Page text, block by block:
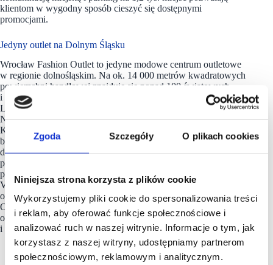
Zgoda Szczegóły O plikach cookies
Niniejsza strona korzysta z plików cookie
Wykorzystujemy pliki cookie do spersonalizowania treści
i reklam, aby oferować funkcje społecznościowe i
analizować ruch w naszej witrynie. Informacje o tym, jak
korzystasz z naszej witryny, udostępniamy partnerom
społecznościowym, reklamowym i analitycznym.
klientom w wygodny sposób cieszyć się dostępnymi
promocjami.
Jedyny outlet na Dolnym Śląsku
Wrocław Fashion Outlet to jedyne modowe centrum outletowe
w regionie dolnośląskim. Na ok. 14 000 metrów kwadratowych
powierzchni handlowej znajduje się ponad 100 światowych
i polskich marek, wśród nich: BOSS Outlet, KARL
LAGERFELD, Nike, Levi’s, Lacoste, Asics, Trussardi, Guess,
New Balance, Adidas, Marc O’Polo, Tommy Hilfiger, Calvin
Klein, Le Creuset, Calzedonia. Lokalizacja w pobliżu lotniska,
bliskość Autostradowej Obwodnicy Wrocławia, dogodny
dojazd komunikacją miejską i parking na 1 200 miejsc
pozwalają klientom dogodnie cieszyć się promocjami
przez cały rok. Wrocław Fashion Outlet należy do portfolio
VIA Outlets – najszybciej rozwijającego się operatora na rynku
outletów premium w Europie. Europejskie portfolio VIA
Outlets obejmuje obecnie 11 centrów w 9 krajach, łącznie
około 265 000 metrów kwadratowych powierzchni najmu
i ponad 1 100 sklepów.